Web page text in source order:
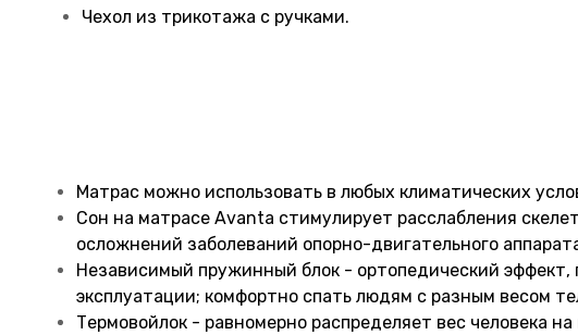
Чехол из трикотажа с ручками.
Матрас можно использовать в любых климатических
Сон на матрасе Avanta стимулирует расслабления
осложнений заболеваний опорно-двигательного
Независимый пружинный блок - ортопедический
эксплуатации; комфортно спать людям с разным весом
Термовойлок - равномерно распределяет вес человека